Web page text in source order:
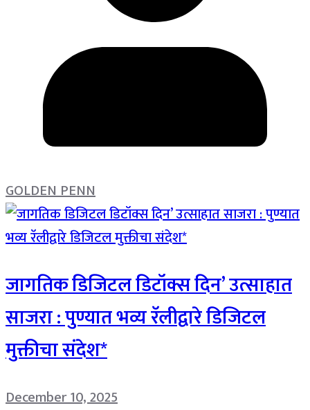
GOLDEN PENN
जागतिक डिजिटल डिटॉक्स दिन’ उत्साहात
साजरा : पुण्यात भव्य रॅलीद्वारे डिजिटल
मुक्तीचा संदेश*
December 10, 2025